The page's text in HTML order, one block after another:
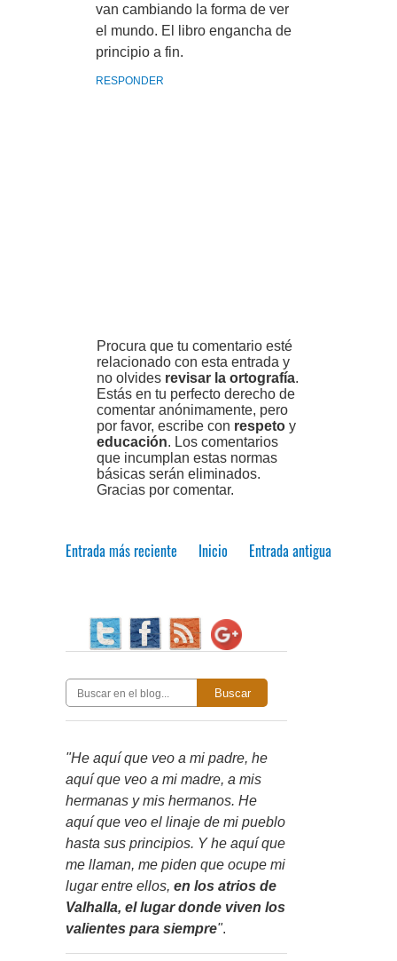
van cambiando la forma de ver
el mundo. El libro engancha de
principio a fin.
RESPONDER
Procura que tu comentario esté
relacionado con esta entrada y
no olvides revisar la ortografía.
Estás en tu perfecto derecho de
comentar anónimamente, pero
por favor, escribe con respeto y
educación. Los comentarios
que incumplan estas normas
básicas serán eliminados.
Gracias por comentar.
Entrada más reciente Entrada antigua
Inicio
Buscar
"He aquí que veo a mi padre, he
aquí que veo a mi madre, a mis
hermanas y mis hermanos. He
aquí que veo el linaje de mi pueblo
hasta sus principios. Y he aquí que
me llaman, me piden que ocupe mi
lugar entre ellos, en los atrios de
Valhalla, el lugar donde viven los
valientes para siempre".